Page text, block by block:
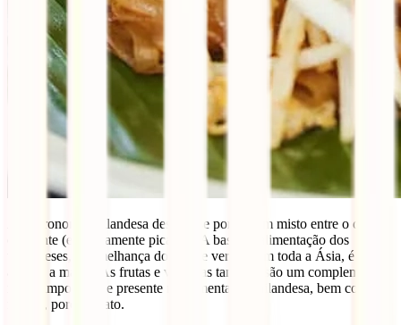
A gastronomia tailandesa destaca-se por ser um misto entre o doce e
o picante (extremamente picante). A base da alimentação dos
tailandeses, à semelhança do que se verifica em toda a Ásia, é o
arroz e a massa. As frutas e verduras também são um complemento
muito importante e presente na alimentação tailandesa, bem como o
frango, porco e pato.